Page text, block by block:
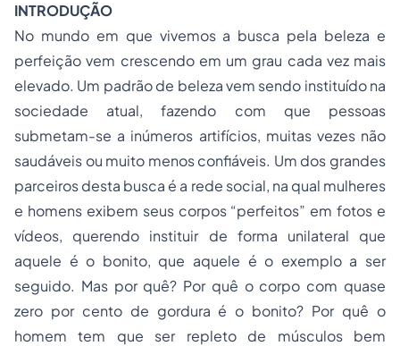
INTRODUÇÃO
No mundo em que vivemos a busca pela beleza e
perfeição vem crescendo em um grau cada vez mais
elevado. Um padrão de beleza vem sendo instituído na
sociedade atual, fazendo com que pessoas
submetam-se a inúmeros artifícios, muitas vezes não
saudáveis ou muito menos confiáveis. Um dos grandes
parceiros desta busca é a rede social, na qual mulheres
e homens exibem seus corpos “perfeitos” em fotos e
vídeos, querendo instituir de forma unilateral que
aquele é o bonito, que aquele é o exemplo a ser
seguido. Mas por quê? Por quê o corpo com quase
zero por cento de gordura é o bonito? Por quê o
homem tem que ser repleto de músculos bem